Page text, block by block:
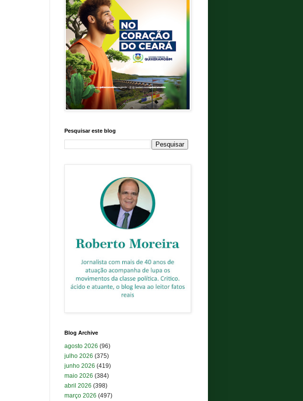
Pesquisar este blog
Blog Archive
agosto 2026 (96)
julho 2026 (375)
junho 2026 (419)
maio 2026 (384)
abril 2026 (398)
março 2026 (497)